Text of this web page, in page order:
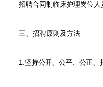
招聘合同制临床护理岗位人
三、招聘原则及方法
1.坚持公开、公平、公正、择